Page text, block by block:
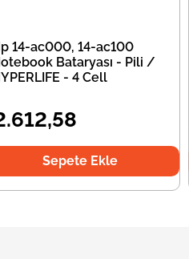
14-ac000, 14-ac100
Bataryası - Pili /
- 4 Cell
Sepete Ekle